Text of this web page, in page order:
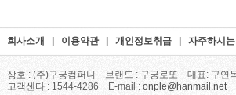
회사소개 이용약관| 개인정보취급 자주하시
상호 : (주)구궁컴퍼니 브랜드 : 구궁로또 대표: 구연
고객센타 : 1544-4286 E-mail : onple@hanmail.net